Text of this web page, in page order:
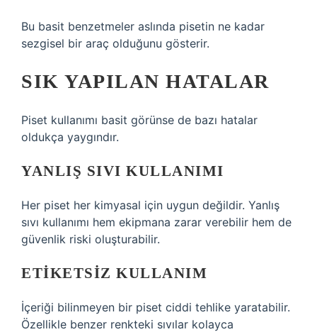
Bu basit benzetmeler aslında pisetin ne kadar
sezgisel bir araç olduğunu gösterir.
SIK YAPILAN HATALAR
Piset kullanımı basit görünse de bazı hatalar
oldukça yaygındır.
YANLIŞ SIVI KULLANIMI
Her piset her kimyasal için uygun değildir. Yanlış
sıvı kullanımı hem ekipmana zarar verebilir hem de
güvenlik riski oluşturabilir.
ETIKETSIZ KULLANIM
İçeriği bilinmeyen bir piset ciddi tehlike yaratabilir.
Özellikle benzer renkteki sıvılar kolayca